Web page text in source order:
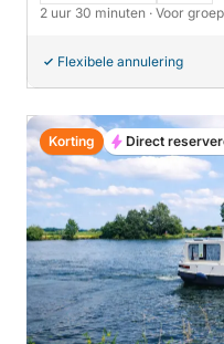
2 uur 30 minuten · Voor
Flexibele annulering
Korting Direct